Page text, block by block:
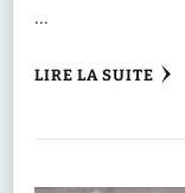
…
LIRE LA SUITE